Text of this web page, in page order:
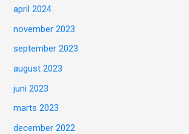
april 2024
november 2023
september 2023
august 2023
juni 2023
marts 2023
december 2022